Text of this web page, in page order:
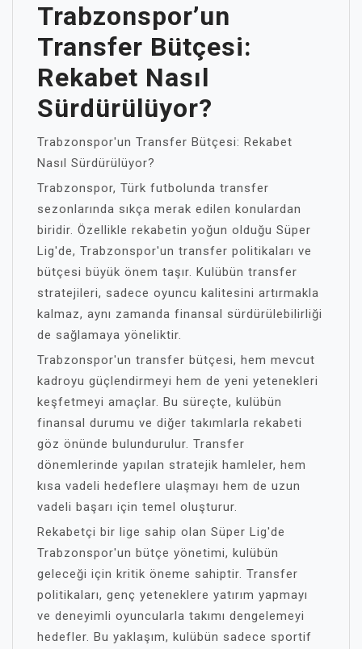
Trabzonspor’un
Transfer Bütçesi:
Rekabet Nasıl
Sürdürülüyor?
Trabzonspor'un Transfer Bütçesi: Rekabet
Nasıl Sürdürülüyor?
Trabzonspor, Türk futbolunda transfer
sezonlarında sıkça merak edilen konulardan
biridir. Özellikle rekabetin yoğun olduğu Süper
Lig'de, Trabzonspor'un transfer politikaları ve
bütçesi büyük önem taşır. Kulübün transfer
stratejileri, sadece oyuncu kalitesini artırmakla
kalmaz, aynı zamanda finansal sürdürülebilirliği
de sağlamaya yöneliktir.
Trabzonspor'un transfer bütçesi, hem mevcut
kadroyu güçlendirmeyi hem de yeni yetenekleri
keşfetmeyi amaçlar. Bu süreçte, kulübün
finansal durumu ve diğer takımlarla rekabeti
göz önünde bulundurulur. Transfer
dönemlerinde yapılan stratejik hamleler, hem
kısa vadeli hedeflere ulaşmayı hem de uzun
vadeli başarı için temel oluşturur.
Rekabetçi bir lige sahip olan Süper Lig'de
Trabzonspor'un bütçe yönetimi, kulübün
geleceği için kritik öneme sahiptir. Transfer
politikaları, genç yeteneklere yatırım yapmayı
ve deneyimli oyuncularla takımı dengelemeyi
hedefler. Bu yaklaşım, kulübün sadece sportif